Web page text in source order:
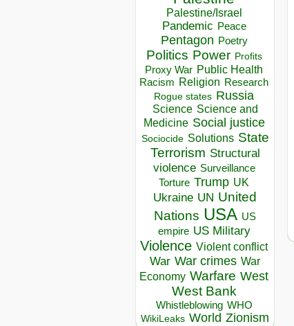
Palestine/Israel
Pandemic Peace
Pentagon Poetry
Politics Power Profits
Proxy War Public Health
Racism Religion Research
Rogue states Russia
Science Science and
Medicine Social justice
Sociocide Solutions State
Terrorism Structural
violence Surveillance
Torture Trump UK
Ukraine UN United
Nations USA US
empire US Military
Violence Violent conflict
War War crimes War
Economy Warfare West
West Bank
Whistleblowing WHO
WikiLeaks World Zionism